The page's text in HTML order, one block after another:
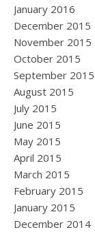
January 2016
December 2015
November 2015
October 2015
September 2015
August 2015
July 2015
June 2015
May 2015
April 2015
March 2015
February 2015
January 2015
December 2014